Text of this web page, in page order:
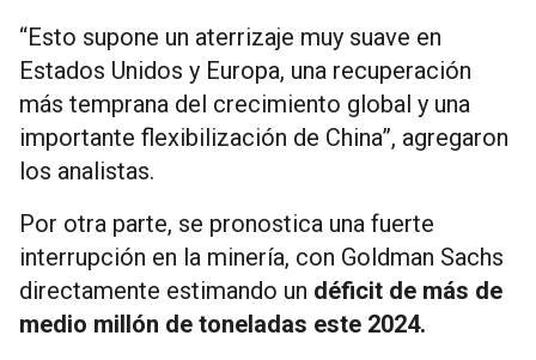
“Esto supone un aterrizaje muy suave en
Estados Unidos y Europa, una recuperación
más temprana del crecimiento global y una
importante flexibilización de China”, agregaron
los analistas.
Por otra parte, se pronostica una fuerte
interrupción en la minería, con Goldman Sachs
directamente estimando un déficit de más de
medio millón de toneladas este 2024.